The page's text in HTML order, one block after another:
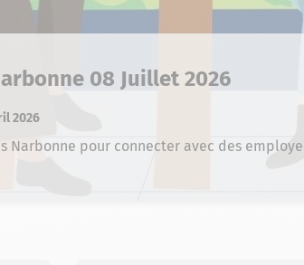
08 Juillet 2026
2026
Narbonne pour connecter avec des